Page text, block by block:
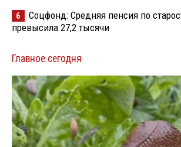
6
Соцфонд: Средняя пенсия по
превысила 27,2 тысячи
Главное сегодня